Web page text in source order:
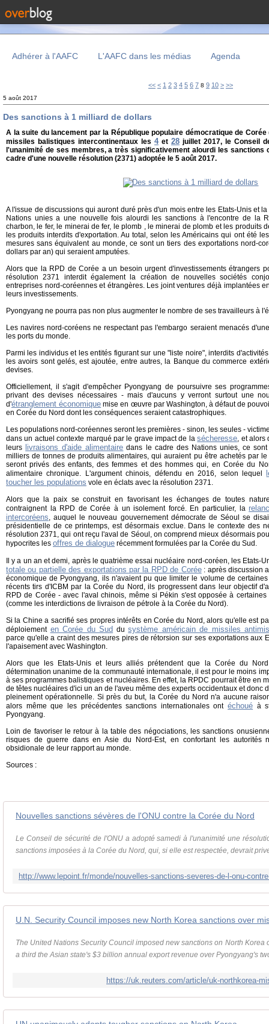
Adhérer à l'AAFC L'AAFC dans les médias Agenda
<< < 1 2 3 4 5 6 7 8 9 10 20
> >>
5 août 2017
Des sanctions à 1 milliard de dollars
A la suite du lancement par la République populaire démocratique de Corée
missiles balistiques intercontinentaux les 4et 28 juillet 2017, le Conseil
l'unanimité de ses membres, a très significativement alourdi les sanctions
cadre d'une nouvelle résolution (2371) adoptée le 5 août 2017.
A l'issue de discussions qui auront duré près d'un mois entre les Etats-Unis et
Nations unies a une nouvelle fois alourdi les sanctions à l'encontre de la
charbon, le fer, le minerai de fer, le plomb , le minerai de plomb et les produits
les produits interdits d'exportation. Au total, selon les Américains qui ont été
mesures sans équivalent au monde, ce sont un tiers des exportations nord-
dollars par an) qui seraient amputées.
Alors que la RPD de Corée a un besoin urgent d'investissements étrangers
résolution 2371 interdit également la création de nouvelles sociétés
entreprises nord-coréennes et étrangères. Les joint ventures déjà implantées
leurs investissements.
Pyongyang ne pourra pas non plus augmenter le nombre de ses travailleurs à
Les navires nord-coréens ne respectant pas l'embargo seraient menacés
les ports du monde.
Parmi les individus et les entités figurant sur une "liste noire", interdits
les avoirs sont gelés, est ajoutée, entre autres, la Banque du commerce
devises.
Officiellement, il s'agit d'empêcher Pyongyang de poursuivre ses
privant des devises nécessaires - mais d'aucuns y verront surtout une
d'étranglement économique mise en œuvre par Washington, à défaut de
en Corée du Nord dont les conséquences seraient catastrophiques.
Les populations nord-coréennes seront les premières - sinon, les seules -
dans un actuel contexte marqué par le grave impact de lasécheresse, et alors
leurs
livraisons d'aide alimentaire dans le cadre des Nations unies, ce
milliers de tonnes de produits alimentaires, qui auraient pu être achetés par
seront privés des enfants, des femmes et des hommes qui, en Corée du
alimentaire chronique. L'argument chinois, défendu en 2016, selon lequel
toucher les populations vole en éclats avec la résolution 2371.
Alors que la paix se construit en favorisant les échanges de toutes
contraignent la RPD de Corée à un isolement forcé. En particulier, la
intercoréens, auquel le nouveau gouvernement démocrate de Séoul se
présidentielle de ce printemps, est désormais exclue. Dans le contexte des
résolution 2371, qui ont reçu l'aval de Séoul, on comprend mieux désormais
hypocrites les offres de dialogue récemment formulées par la Corée du Sud.
Il y a un an et demi, après le quatrième essai nucléaire nord-coréen, les Etats-
totale ou partielle des exportations par la RPD de Corée: après discussion
économique de Pyongyang, ils n'avaient pu que limiter le volume de
récents tirs d'ICBM par la Corée du Nord, ils progressent dans leur objectif
RPD de Corée - avec l'aval chinois, même si Pékin s'est opposée à
(comme les interdictions de livraison de pétrole à la Corée du Nord).
Si la Chine a sacrifié ses propres intérêts en Corée du Nord, alors qu'elle est
déploiement en Corée du Sud dusystème américain de missiles
parce qu'elle a craint des mesures pires de rétorsion sur ses exportations aux
l'apaisement avec Washington.
Alors que les Etats-Unis et leurs alliés prétendent que la Corée du
détermination unanime de la communauté internationale, il est pour le moins
à ses programmes balistiques et nucléaires. En effet, la RPDC pourrait être en
de têtes nucléaires d'ici un an de l'aveu même des experts occidentaux et donc
pleinement opérationnelle. Si près du but, la Corée du Nord n'a aucune
alors même que les précédentes sanctions internationales ontéchoué à
Pyongyang.
Loin de favoriser le retour à la table des négociations, les sanctions
risques de guerre dans en Asie du Nord-Est, en confortant les autorités
obsidionale de leur rapport au monde.
Sources :
Nouvelles sanctions sévères de l'ONU contre la Corée du Nord
Le Conseil de sécurité de l'ONU a adopté samedi à l'unanimité une
sanctions imposées à la Corée du Nord, qui, si elle est respectée, devrait
U.N. Security Council imposes new North Korea sanctions over
The United Nations Security Council imposed new sanctions on North Korea
a third the Asian state's $3 billion annual export revenue over Pyongyang's
https://uk.reuters.com/article/uk-northkorea-